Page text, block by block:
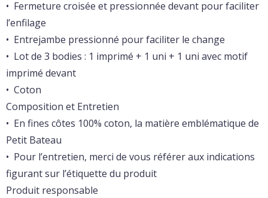
• Fermeture croisée et pressionnée devant pour faciliter
l’enfilage
• Entrejambe pressionné pour faciliter le change
• Lot de 3 bodies : 1 imprimé + 1 uni + 1 uni avec motif
imprimé devant
• Coton
Composition et Entretien
• En fines côtes 100% coton, la matière emblématique de
Petit Bateau
• Pour l’entretien, merci de vous référer aux indications
figurant sur l’étiquette du produit
Produit responsable